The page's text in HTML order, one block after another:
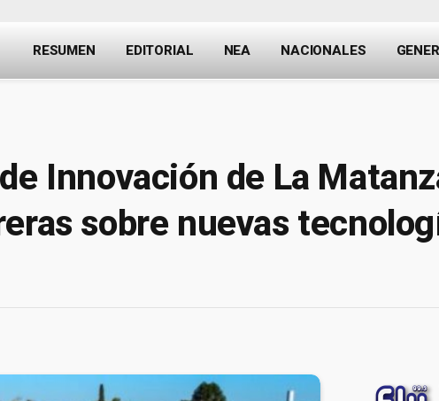
RESUMEN EDITORIAL NEA NACIONALES
Innovación de La
sobre nuevas